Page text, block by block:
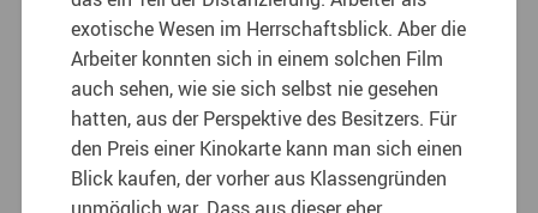
exotische Wesen im Herrschaftsblick. Aber die
Arbeiter konnten sich in einem solchen Film
auch sehen, wie sie sich selbst nie gesehen
hatten, aus der Perspektive des Besitzers. Für
den Preis einer Kinokarte kann man sich einen
Blick kaufen, der vorher aus Klassengründen